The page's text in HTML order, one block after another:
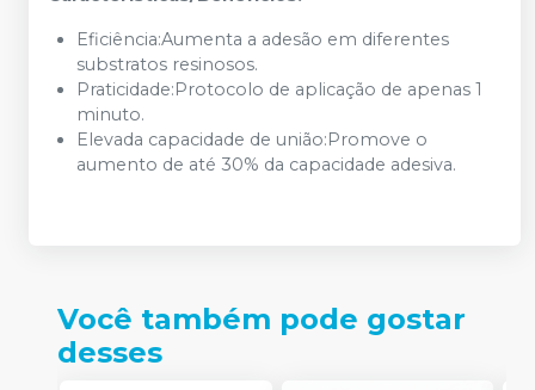
Eficiência:Aumenta a adesão em diferentes
substratos resinosos.
Praticidade:Protocolo de aplicação de apenas 1
minuto.
Elevada capacidade de união:Promove o
aumento de até 30% da capacidade adesiva.
Você também pode gostar
desses